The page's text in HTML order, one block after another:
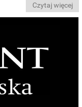
Czytaj więcej